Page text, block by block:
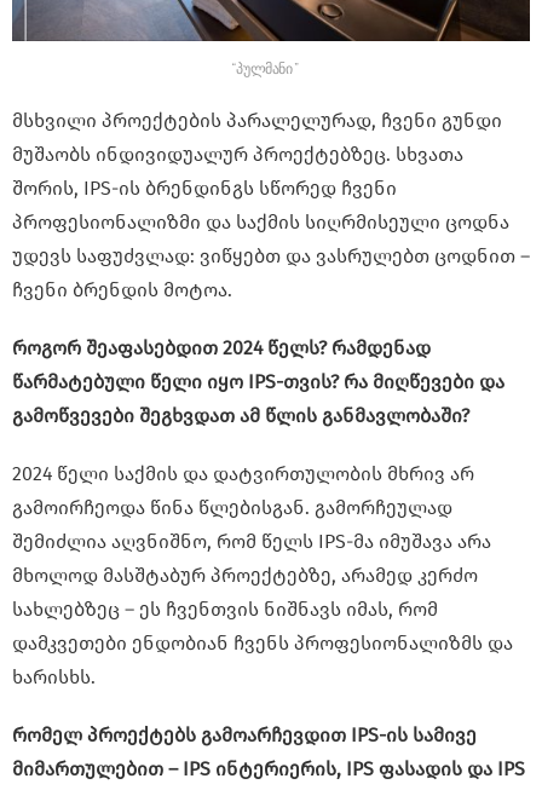
“პულმანი”
მსხვილი პროექტების პარალელურად, ჩვენი გუნდი
მუშაობს ინდივიდუალურ პროექტებზეც. სხვათა
შორის, IPS-ის ბრენდინგს სწორედ ჩვენი
პროფესიონალიზმი და საქმის სიღრმისეული ცოდნა
უდევს საფუძვლად: ვიწყებთ და ვასრულებთ ცოდნით –
ჩვენი ბრენდის მოტოა.
როგორ შეაფასებდით 2024 წელს? რამდენად
წარმატებული წელი იყო IPS-თვის? რა მიღწევები და
გამოწვევები შეგხვდათ ამ წლის განმავლობაში?
2024 წელი საქმის და დატვირთულობის მხრივ არ
გამოირჩეოდა წინა წლებისგან. გამორჩეულად
შემიძლია აღვნიშნო, რომ წელს IPS-მა იმუშავა არა
მხოლოდ მასშტაბურ პროექტებზე, არამედ კერძო
სახლებზეც – ეს ჩვენთვის ნიშნავს იმას, რომ
დამკვეთები ენდობიან ჩვენს პროფესიონალიზმს და
ხარისხს.
რომელ პროექტებს გამოარჩევდით IPS-ის სამივე
მიმართულებით – IPS ინტერიერის, IPS ფასადის და IPS